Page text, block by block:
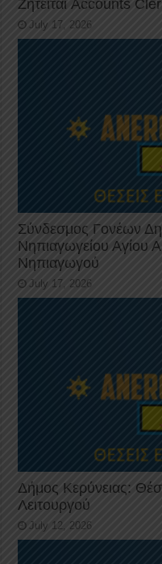
Ζητείται Accounts
July 17, 2026
Σύνδεσμος Γονέων
Νηπιαγωγείου Αγίου
Νηπιαγωγού
July 17, 2026
Δήμος Κερύνειας:
Λειτουργού
July 12, 2026